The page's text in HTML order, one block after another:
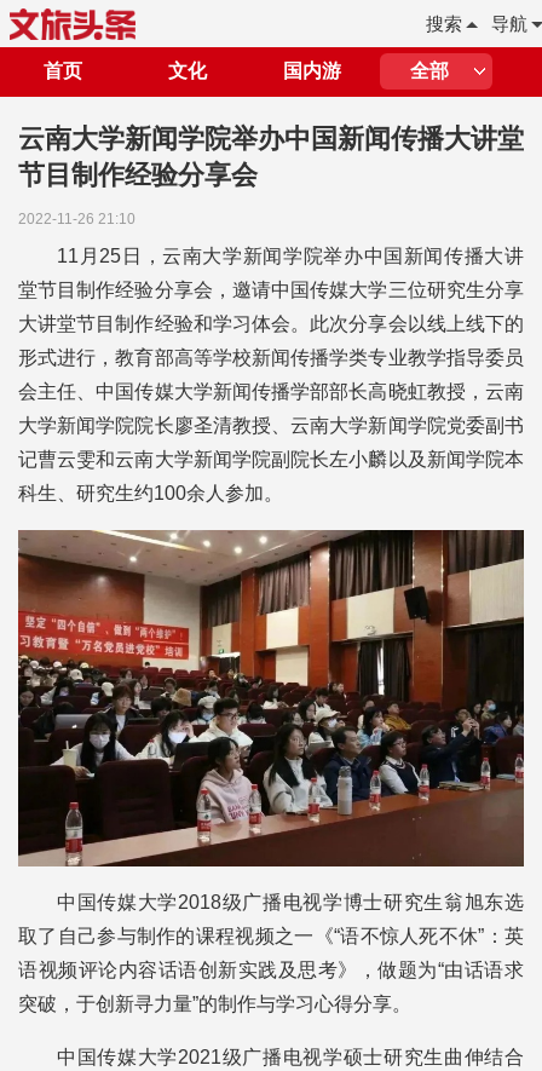
导航
搜索
首页 文化 国内游 全部
云南大学新闻学院举办中国新闻传播大讲堂
节目制作经验分享会
2022-11-26 21:10
11月25日，云南大学新闻学院举办中国新闻传播大讲
堂节目制作经验分享会，邀请中国传媒大学三位研究生分享
大讲堂节目制作经验和学习体会。此次分享会以线上线下的
形式进行，教育部高等学校新闻传播学类专业教学指导委员
会主任、中国传媒大学新闻传播学部部长高晓虹教授，云南
大学新闻学院院长廖圣清教授、云南大学新闻学院党委副书
记曹云雯和云南大学新闻学院副院长左小麟以及新闻学院本
科生、研究生约100余人参加。
中国传媒大学2018级广播电视学博士研究生翁旭东选
取了自己参与制作的课程视频之一《“语不惊人死不休”：英
语视频评论内容话语创新实践及思考》，做题为“由话语求
突破，于创新寻力量”的制作与学习心得分享。
中国传媒大学2021级广播电视学硕士研究生曲伸结合